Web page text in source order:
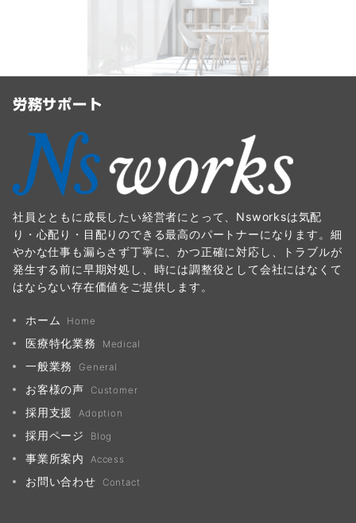
労務サポート
社員とともに成長したい経営者にとって、Nsworksは気配
り・心配り・目配りのできる最高のパートナーになります。細
やかな仕事も漏らさず丁寧に、かつ正確に対応し、トラブルが
発生する前に早期対処し、時には調整役として会社にはなくて
はならない存在価値をご提供します。
ホーム Home
医療特化業務 Medical
一般業務 General
お客様の声 Customer
採用支援 Adoption
採用ページ Blog
事業所案内 Access
お問い合わせ Contact